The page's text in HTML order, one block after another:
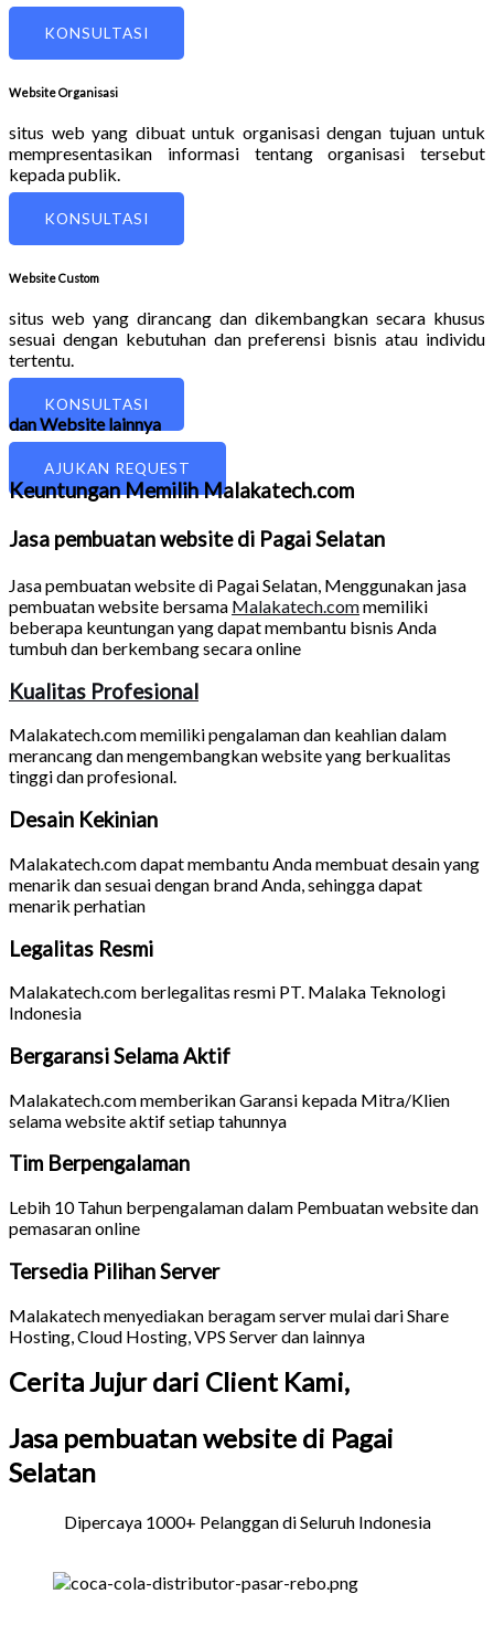
KONSULTASI
Website Organisasi
situs web yang dibuat untuk organisasi dengan tujuan untuk
mempresentasikan informasi tentang organisasi tersebut
kepada publik.
KONSULTASI
Website Custom
situs web yang dirancang dan dikembangkan secara khusus
sesuai dengan kebutuhan dan preferensi bisnis atau individu
tertentu.
KONSULTASI
dan Website lainnya
AJUKAN REQUEST
Keuntungan Memilih Malakatech.com
Jasa pembuatan website di Pagai Selatan
Jasa pembuatan website di Pagai Selatan, Menggunakan jasa
pembuatan website bersama Malakatech.commemiliki
beberapa keuntungan yang dapat membantu bisnis Anda
tumbuh dan berkembang secara online
Kualitas Profesional
Malakatech.com memiliki pengalaman dan keahlian dalam
merancang dan mengembangkan website yang berkualitas
tinggi dan profesional.
Desain Kekinian
Malakatech.com dapat membantu Anda membuat desain yang
menarik dan sesuai dengan brand Anda, sehingga dapat
menarik perhatian
Legalitas Resmi
Malakatech.com berlegalitas resmi PT. Malaka Teknologi
Indonesia
Bergaransi Selama Aktif
Malakatech.com memberikan Garansi kepada Mitra/Klien
selama website aktif setiap tahunnya
Tim Berpengalaman
Lebih 10 Tahun berpengalaman dalam Pembuatan website dan
pemasaran online
Tersedia Pilihan Server
Malakatech menyediakan beragam server mulai dari Share
Hosting, Cloud Hosting, VPS Server dan lainnya
Cerita Jujur dari Client Kami,
Jasa pembuatan website di Pagai
Selatan
Dipercaya 1000+ Pelanggan di Seluruh Indonesia